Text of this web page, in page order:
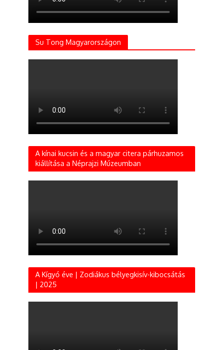
Su Tong Magyarországon
A kínai kucsin és a magyar citera párhuzamos
kiállítása a Néprajzi Múzeumban
A Kígyó éve | Zodiákus bélyegkisív-kibocsátás
| 2025